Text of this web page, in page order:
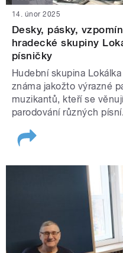
14. únor 2025
Desky, pásky,
hradecké skupiny
písničky
Hudební skupina
známa jakožto výrazné
muzikantů, kteří se
parodování různých písní.